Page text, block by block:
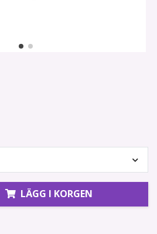
LÄGG I KORGEN